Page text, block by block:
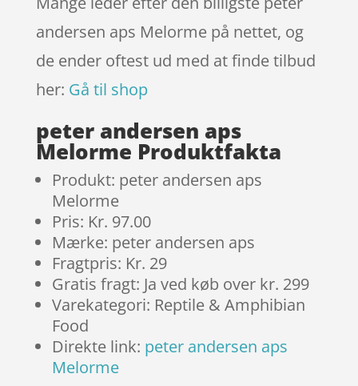
andersen aps Melorme på nettet, og
de ender oftest ud med at finde tilbud
her: Gå til shop
peter andersen aps
Melorme Produktfakta
Produkt: peter andersen aps
Melorme
Pris: Kr. 97.00
Mærke: peter andersen aps
Fragtpris: Kr. 29
Gratis fragt: Ja ved køb over kr. 299
Varekategori: Reptile & Amphibian
Food
Direkte link: peter andersen aps
Melorme